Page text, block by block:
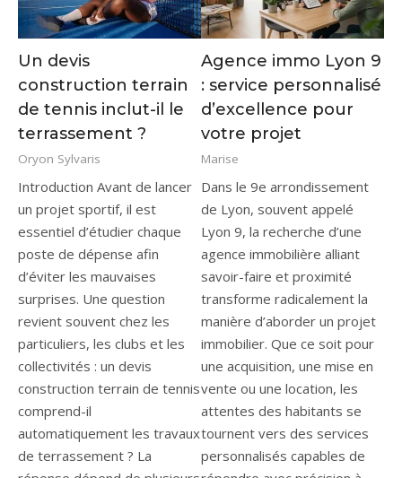
Un devis
construction terrain
de tennis inclut-il le
terrassement ?
Oryon Sylvaris
Introduction Avant de lancer
un projet sportif, il est
essentiel d’étudier chaque
poste de dépense afin
d’éviter les mauvaises
surprises. Une question
revient souvent chez les
particuliers, les clubs et les
collectivités : un devis
construction terrain de tennis
comprend-il
automatiquement les travaux
de terrassement ? La
Agence immo Lyon 9
: service personnalisé
d’excellence pour
votre projet
Marise
Dans le 9e arrondissement
de Lyon, souvent appelé
Lyon 9, la recherche d’une
agence immobilière alliant
savoir-faire et proximité
transforme radicalement la
manière d’aborder un projet
immobilier. Que ce soit pour
une acquisition, une mise en
vente ou une location, les
attentes des habitants se
tournent vers des services
personnalisés capables de